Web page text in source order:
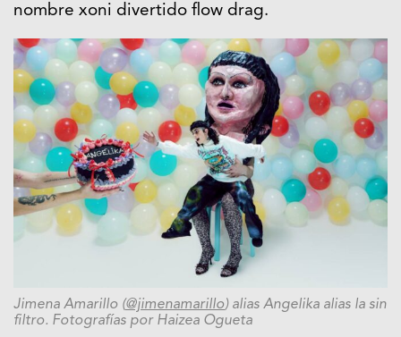
nombre xoni divertido flow drag.
Jimena Amarillo (@jimenamarillo) alias Angelika alias la sin
filtro. Fotografías por Haizea Ogueta